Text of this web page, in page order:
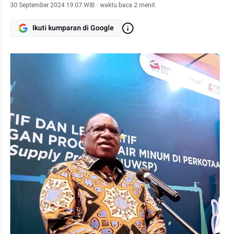
30 September 2024 19:07 WIB · waktu baca 2 menit
Ikuti kumparan di Google